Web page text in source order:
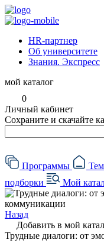
HR-партнер
Об университете
Знания. Экспресс
мой каталог
0
Личный кабинет
Сохраните и скачайте
Программы
подборки
Мой
Назад
Добавить в мой
Трудные диалоги: от